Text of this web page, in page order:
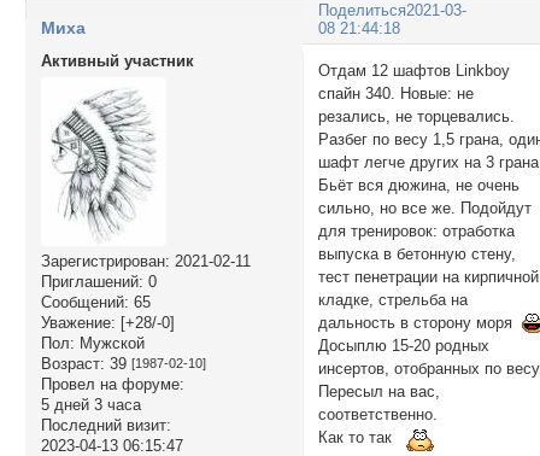
Поделиться2021-03-
08 21:44:18
Миха
Активный участник
Зарегистрирован: 2021-02-11
Приглашений: 0
Сообщений: 65
Уважение: [+28/-0]
Пол: Мужской
Возраст: 39 [1987-02-10]
Провел на форуме:
5 дней 3 часа
Последний визит:
2023-04-13 06:15:47
Отдам 12 шафтов Linkboy
спайн 340. Новые: не
резались, не торцевались.
Разбег по весу 1,5 грана,
шафт легче других на 3
Бьёт вся дюжина, не очень
сильно, но все же. Подойдут
для тренировок: отработка
выпуска в бетонную стену,
тест пенетрации на кирпичной
кладке, стрельба на
дальность в сторону моря
Досыплю 15-20 родных
инсертов, отобранных по
Пересыл на вас,
соответственно.
Как то так